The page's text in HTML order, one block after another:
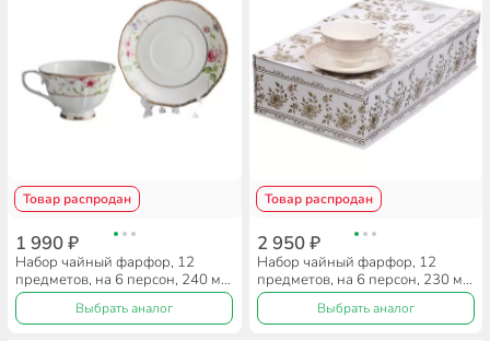
Товар распродан
1 990 ₽
Набор чайный фарфор, 12
предметов, на 6 персон, 240 мл,
Beatrix, Флер де лиз, МР025P/6,
подарочная упаковка
Выбрать аналог
Товар распродан
2 950 ₽
Набор чайный фарфор, 12
предметов, на 6 персон, 230 мл,
Beatrix, Франка, МА023P/6,
подарочная упаковка
Выбрать аналог